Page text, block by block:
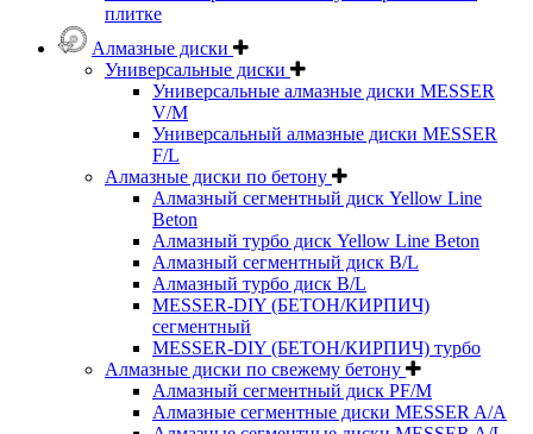
плитке
Алмазные диски
Универсальные диски
Универсальные алмазные диски MESSER
V/M
Универсальный алмазные диски MESSER
F/L
Алмазные диски по бетону
Алмазный сегментный диск Yellow Line
Beton
Алмазный турбо диск Yellow Line Beton
Алмазный сегментный диск B/L
Алмазный турбо диск B/L
MESSER-DIY (БЕТОН/КИРПИЧ)
сегментный
MESSER-DIY (БЕТОН/КИРПИЧ) турбо
Алмазные диски по свежему бетону
Алмазный сегментный диск PF/M
Алмазные сегментные диски MESSER A/A